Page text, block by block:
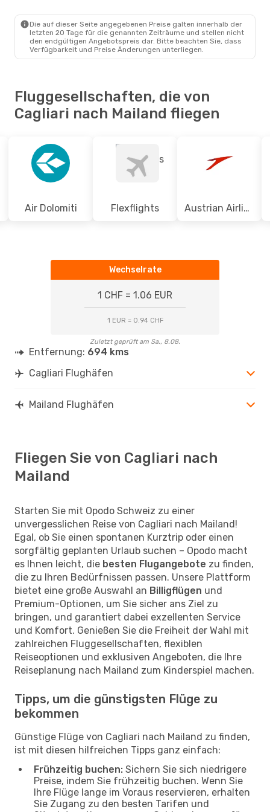
Die auf dieser Seite angegebenen Preise galten innerhalb der
letzten 20 Tage für die genannten Zeiträume und stellen nicht
den endgültigen Angebotspreis dar. Bitte beachten Sie, dass
Verfügbarkeit und Preise Änderungen unterliegen.
Fluggesellschaften, die von
Cagliari nach Mailand fliegen
Air Dolomiti Flexflights Austrian Airlines
Wechselrate
1 CHF = 1.06 EUR
1 EUR = 0.94 CHF
Zuletzt geprüft am Sa., 8.08.
Entfernung: 694 kms
Cagliari Flughäfen
Mailand Flughäfen
Fliegen Sie von Cagliari nach
Mailand
Starten Sie mit Opodo Schweiz zu einer
unvergesslichen Reise von Cagliari nach Mailand!
Egal, ob Sie einen spontanen Kurztrip oder einen
sorgfältig geplanten Urlaub suchen – Opodo macht
es Ihnen leicht, die besten Flugangebote zu finden,
die zu Ihren Bedürfnissen passen. Unsere Plattform
bietet eine große Auswahl an Billigflügen und
Premium-Optionen, um Sie sicher ans Ziel zu
bringen, und garantiert dabei exzellenten Service
und Komfort. Genießen Sie die Freiheit der Wahl mit
zahlreichen Fluggesellschaften, flexiblen
Reiseoptionen und exklusiven Angeboten, die Ihre
Reiseplanung nach Mailand zum Kinderspiel machen.
Tipps, um die günstigsten Flüge zu
bekommen
Günstige Flüge von Cagliari nach Mailand zu finden,
ist mit diesen hilfreichen Tipps ganz einfach:
Frühzeitig buchen: Sichern Sie sich niedrigere
Preise, indem Sie frühzeitig buchen. Wenn Sie
Ihre Flüge lange im Voraus reservieren, erhalten
Sie Zugang zu den besten Tarifen und